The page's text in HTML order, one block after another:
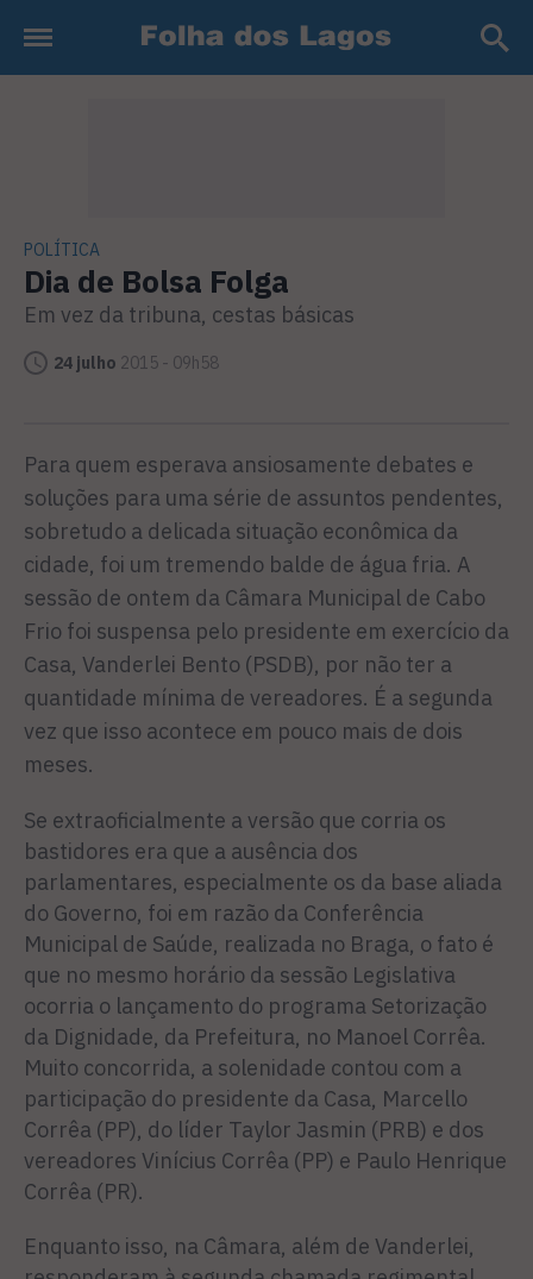
POLÍTICA
Dia de Bolsa Folga
Em vez da tribuna, cestas básicas
24 julho 2015 - 09h58
Para quem esperava ansiosa­mente debates e
soluções para uma série de assuntos penden­tes,
sobretudo a delicada situ­ação econômica da
cidade, foi um tremendo balde de água fria. A
sessão de ontem da Câmara Municipal de Cabo
Frio foi sus­pensa pelo presidente em exer­cício da
Casa, Vanderlei Bento (PSDB), por não ter a
quantida­de mínima de vereadores. É a se­gunda
vez que isso acontece em pouco mais de dois
meses.
Se extraoficialmente a versão que corria os
bastidores era que a ausência dos
parlamentares, especialmente os da base alia­da
do Governo, foi em razão da Conferência
Municipal de Saú­de, realizada no Braga, o fato é
que no mesmo horário da ses­são Legislativa
ocorria o lança­mento do programa Setorização
da Dignidade, da Prefeitura, no Manoel Corrêa.
Muito concor­rida, a solenidade contou com a
participação do presidente da Casa, Marcello
Corrêa (PP), do líder Taylor Jasmin (PRB) e dos
vereadores Vinícius Corrêa (PP) e Paulo Henrique
Corrêa (PR).
Enquanto isso, na Câmara, além de Vanderlei,